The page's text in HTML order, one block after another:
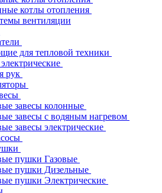
котлы отопления
вентиляции
для тепловой техники
рук
завесы колонные
завесы с водяным нагревом
завесы электрические
пушки Газовые
пушки Дизельные
пушки Электрические